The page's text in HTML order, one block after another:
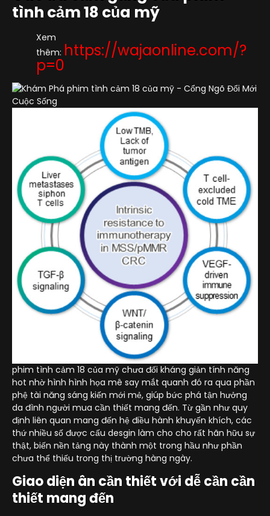
tình cảm 18 của mỹ
Xem
thêm: https://wajaonline.com/?
p=0
phim tình cảm 18 của mỹ chưa đối kháng giản tính năng
hot nhờ hình hình họa mê say mắt quanh đó ra qua phần
phệ tài năng sáng kiến mới mẻ, giúp bức phá tận hưởng
da đình người mua cần thiết mang đến. Từ gần như quy
định liên quan mang đến hệ điều hành khuyến khích, các
thứ nhiều số được cấu desgin làm cho cho rất hãn hữu sự
thật, biến nền tảng này thành một trong hầu như phần
chưa thể thiếu trong thị trường hàng ngày.
Giao diện ân cần thiết với dễ cần cần
thiết mang đến